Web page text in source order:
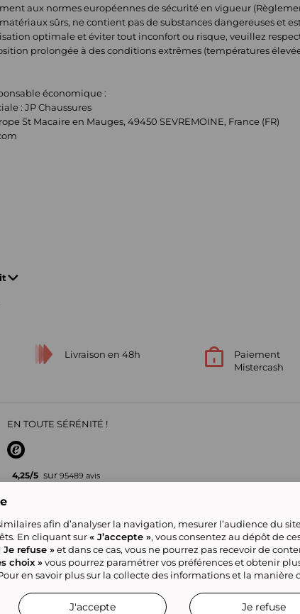
aux normes européennes de sécurité en vigueur
matériaux sûrs, ne contient pas de substances dangereuses et
optimale et éviter tout inconfort ou risque, veuillez
prolongée à des conditions extrêmes (températures
économique :
: JP Chaussures
St Macaire en Mauges, 49450 SEVREMOINE, France (FR)
Livraison en 48h
Paiement
Mistercash
EN TOUTE SÉRÉNITÉ !
4,25/5 sur 95489 avis
pour vos achats
group Nous contacter Gérer mes cookies Conditions
Classement
Tous nos produits
afin d’analyser la navigation, mesurer l’audience du
En cliquant sur« J’accepte », vous consentez au dépôt de
Je refuse »et dans ce cas, vous ne pourrez pas recevoir de
choix »vous pourrez paramétrer vos préférences et obtenir
en savoir plus sur la collecte des informations et la
J'accepte Je refuse